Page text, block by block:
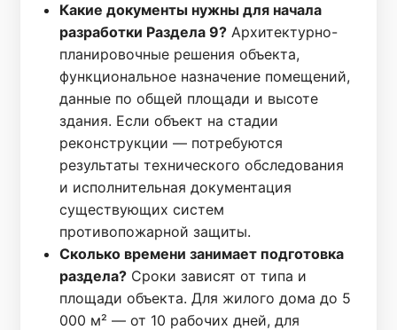
Какие документы нужны для начала
разработки Раздела 9? Архитектурно-
планировочные решения объекта,
функциональное назначение помещений,
данные по общей площади и высоте
здания. Если объект на стадии
реконструкции — потребуются
результаты технического обследования
и исполнительная документация
существующих систем
противопожарной защиты.
Сколько времени занимает подготовка
раздела? Сроки зависят от типа и
площади объекта. Для жилого дома до 5
000 м² — от 10 рабочих дней, для